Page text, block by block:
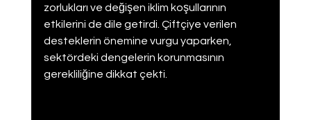
zorlukları ve değişen iklim koşullarının
etkilerini de dile getirdi. Çiftçiye verilen
desteklerin önemine vurgu yaparken,
sektördeki dengelerin korunmasının
gerekliliğine dikkat çekti.